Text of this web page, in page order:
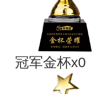
冠军金杯x0